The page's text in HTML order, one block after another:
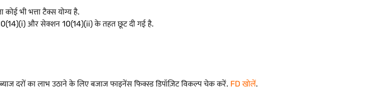
भी भत्ता टैक्स योग्य है.
और सेक्शन 10(14)(ii) के तहत छूट दी गई है.
दरों का लाभ उठाने के लिए बजाज फाइनेंस फिक्स्ड डिपॉज़िट विकल्प चेक करें. FD खोलें.